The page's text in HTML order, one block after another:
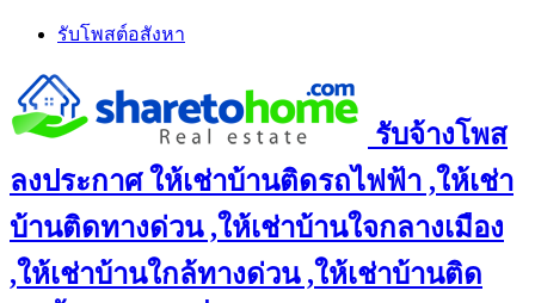
Skip
content
รับโพสต์อสังหา
รับจ้างโพส
ลงประกาศ ให้เช่าบ้านติดรถไฟฟ้า ,ให้เช่า
บ้านติดทางด่วน ,ให้เช่าบ้านใจกลางเมือง
,ให้เช่าบ้านใกล้ทางด่วน ,ให้เช่าบ้านติด